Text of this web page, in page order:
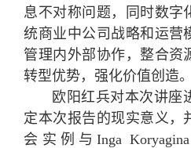
息不对称问题，同时数字
统商业中公司战略和运营
管理内外部协作，整合资
转型优势，强化价值创造。
欧阳红兵对本次讲座
定本次报告的现实意义，
会实例与Inga